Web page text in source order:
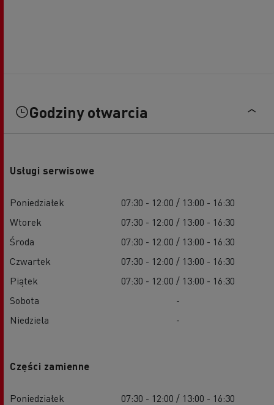
Godziny otwarcia
Usługi serwisowe
Poniedziałek
07:30 - 12:00 / 13:00 - 16:30
Wtorek
07:30 - 12:00 / 13:00 - 16:30
Środa
07:30 - 12:00 / 13:00 - 16:30
Czwartek
07:30 - 12:00 / 13:00 - 16:30
Piątek
07:30 - 12:00 / 13:00 - 16:30
Sobota
-
Niedziela
-
Części zamienne
Poniedziałek
07:30 - 12:00 / 13:00 - 16:30